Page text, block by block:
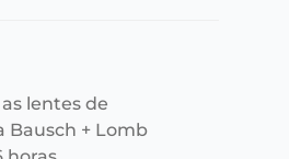
lentes de
Bausch + Lomb